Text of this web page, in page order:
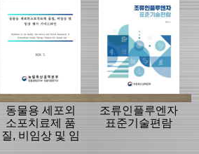
동물용 세포외
소포치료제 품
질, 비임상 및 임
조류인플루엔자
표준기술편람